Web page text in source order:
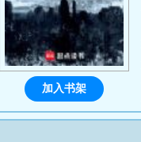
加入书架